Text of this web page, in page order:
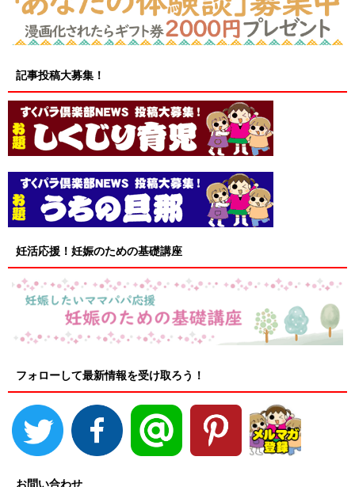
記事投稿大募集！
妊活応援！妊娠のための基礎講座
フォローして最新情報を受け取ろう！
お問い合わせ